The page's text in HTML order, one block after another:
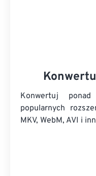
Konwertuj
popularnych
MKV, WebM, AVI i